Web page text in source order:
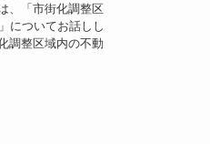
、「市街化調整区
についてお話しし
調整区域内の不動